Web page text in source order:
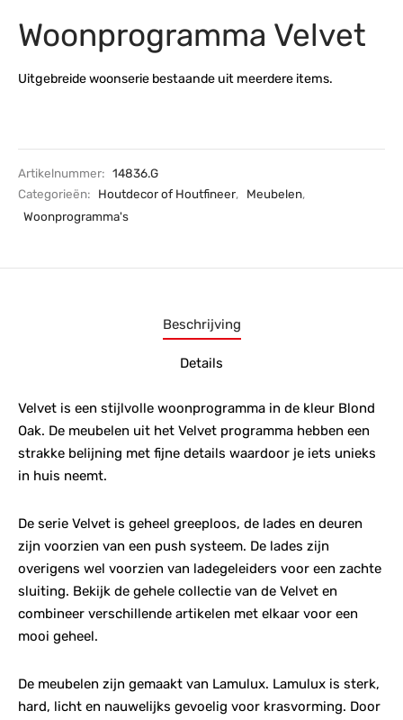
Woonprogramma Velvet
Uitgebreide woonserie bestaande uit meerdere items.
Artikelnummer: 14836.G
Categorieën:
Houtdecor of Houtfineer, Meubelen,
Woonprogramma's
Beschrijving
Details
Velvet is een stijlvolle woonprogramma in de kleur Blond
Oak. De meubelen uit het Velvet programma hebben een
strakke belijning met fijne details waardoor je iets unieks
in huis neemt.
De serie Velvet is geheel greeploos, de lades en deuren
zijn voorzien van een push systeem. De lades zijn
overigens wel voorzien van ladegeleiders voor een zachte
sluiting. Bekijk de gehele collectie van de Velvet en
combineer verschillende artikelen met elkaar voor een
mooi geheel.
De meubelen zijn gemaakt van Lamulux. Lamulux is sterk,
hard, licht en nauwelijks gevoelig voor krasvorming. Door
Toonmodellen
toonmodel
PVC
PVC
en montageservice